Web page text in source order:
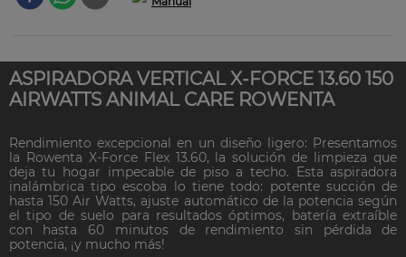
ASPIRADORA VERTICAL X-FORCE 13.60 150
AIRWATTS ANIMAL CARE ROWENTA
Rendimiento excepcional en un diseño ligero: Presentamos
la Rowenta X-Force Flex 13.60, la solución de limpieza que
deja tu hogar impecable de piso a techo. Esta aspiradora
inalámbrica tipo escoba lo tiene todo: potente succión de
hasta 150 Air Watts, ajuste automático de la potencia según
el tipo de suelo para resultados óptimos, batería extraíble
con hasta 60 minutos de rendimiento sin pérdida de
potencia, ¡y mucho más!